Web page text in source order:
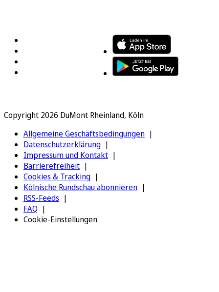
Copyright 2026 DuMont Rheinland, Köln
Allgemeine Geschäftsbedingungen
Datenschutzerklärung
Impressum und Kontakt
Barrierefreiheit
Cookies & Tracking
Kölnische Rundschau abonnieren
RSS-Feeds
FAQ
Cookie-Einstellungen